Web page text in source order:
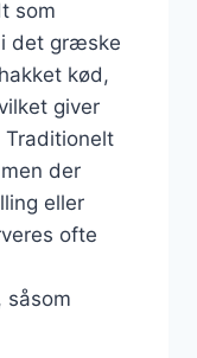
som
i det græske
kød,
giver
Traditionelt
der
eller
ofte
såsom